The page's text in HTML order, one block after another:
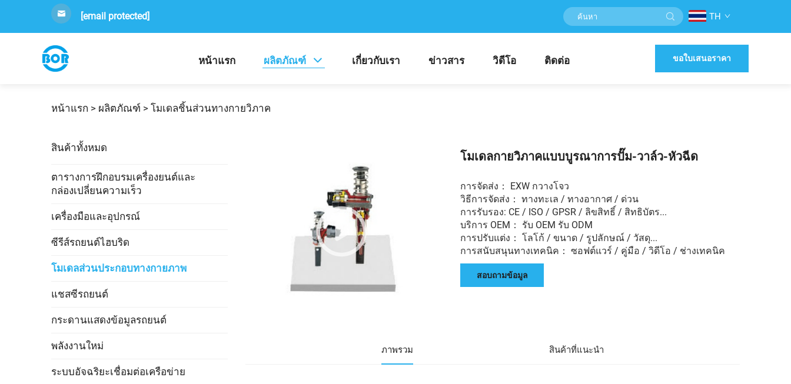
[email protected] TH
หน้าแรก ผลิตภัณฑ์ เกี่ยวกับเรา ข่าวสาร วิดีโอ ติดต่อ ขอใบเสนอราคา
หน้าแรก > ผลิตภัณฑ์ > โมเดลชิ้นส่วนทางกายวิภาค
สินค้าทั้งหมด
ตารางการฝึกอบรมเครื่องยนต์และ
กล่องเปลี่ยนความเร็ว
เครื่องมือและอุปกรณ์
ซีรีส์รถยนต์ไฮบริด
โมเดลส่วนประกอบทางกายภาพ
แชสซีรถยนต์
กระดานแสดงข้อมูลรถยนต์
พลังงานใหม่
ระบบอัจฉริยะเชื่อมต่อเครือข่าย
โมเดลกายวิภาคแบบบูรณาการปั๊ม-วาล์ว-หัวฉีด
การจัดส่ง： EXW กวางโจว
วิธีการจัดส่ง： ทางทะเล / ทางอากาศ / ด่วน
การรับรอง: CE / ISO / GPSR / ลิขสิทธิ์ / สิทธิบัตร...
บริการ OEM： รับ OEM รับ ODM
การปรับแต่ง： โลโก้ / ขนาด / รูปลักษณ์ / วัสดุ...
การสนับสนุนทางเทคนิค： ซอฟต์แวร์ / คู่มือ / วิดีโอ / ช่างเทคนิค
สอบถามข้อมูล
ภาพรวม สินค้าที่แนะนำ